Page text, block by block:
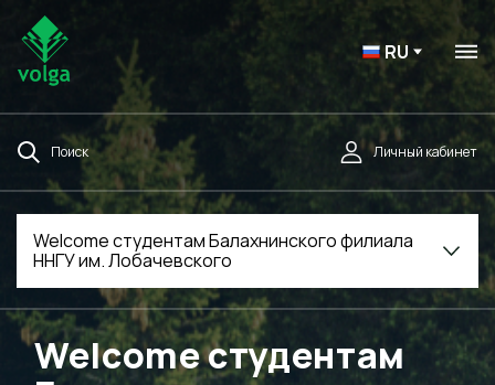
RU
Поиск Личный кабинет
Welcome студентам Балахнинского филиала
ННГУ им. Лобачевского
Welcome студентам